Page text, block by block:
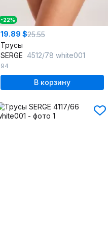
-22%
19.89 $25.55
Трусы
SERGE 4512/78 white001
94
В корзину